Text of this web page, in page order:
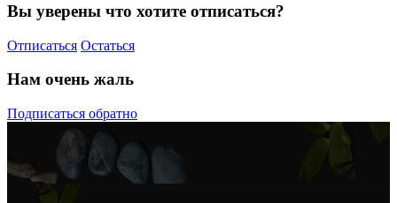
Вы уверены что хотите отписаться?
Отписаться Остаться
Нам очень жаль
Подписаться обратно